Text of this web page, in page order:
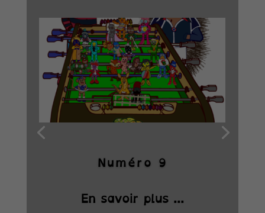
Numéro 9
En savoir plus ...